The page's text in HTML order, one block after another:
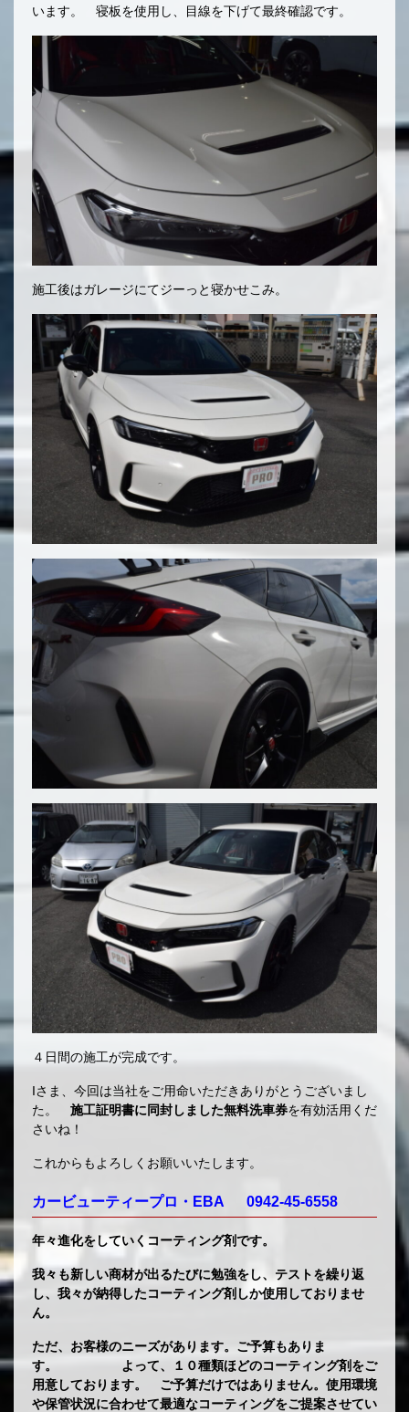
います。 寝板を使用し、目線を下げて最終確認です。
施工後はガレージにてジーっと寝かせこみ。
４日間の施工が完成です。
Iさま、今回は当社をご用命いただきありがとうございまし
た。 施工証明書に同封しました無料洗車券を有効活用くだ
さいね！
これからもよろしくお願いいたします。
カービューティープロ・EBA 0942-45-6558
年々進化をしていくコーティング剤です。
我々も新しい商材が出るたびに勉強をし、テストを繰り返
し、我々が納得したコーティング剤しか使用しておりませ
ん。
ただ、お客様のニーズがあります。ご予算もありま
す。 よって、１０種類ほどのコーティング剤をご
用意しております。 ご予算だけではありません。使用環境
や保管状況に合わせて最適なコーティングをご提案させてい